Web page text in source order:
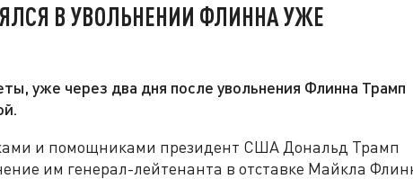
В УВОЛЬНЕНИИ ФЛИННА УЖЕ
уже через два дня после увольнения Флинна Трамп
и помощниками президент США Дональд Трамп
им генерал-лейтенанта в отставке Майкла